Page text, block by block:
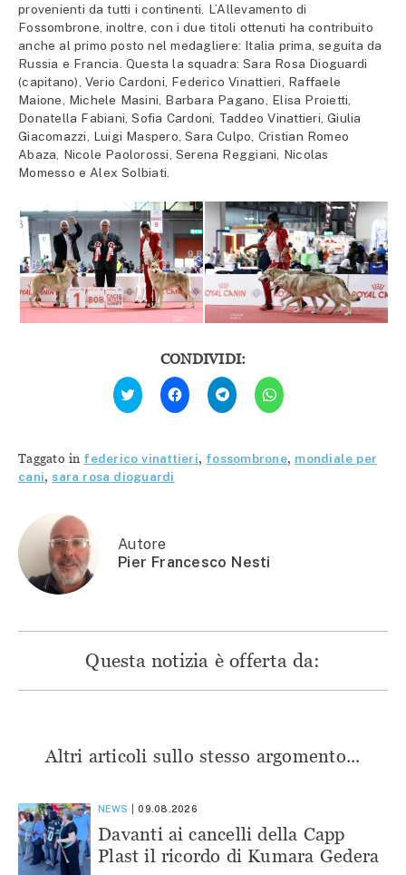
provenienti da tutti i continenti. L’Allevamento di
Fossombrone, inoltre, con i due titoli ottenuti ha contribuito
anche al primo posto nel medagliere: Italia prima, seguita da
Russia e Francia. Questa la squadra: Sara Rosa Dioguardi
(capitano), Verio Cardoni, Federico Vinattieri, Raffaele
Maione, Michele Masini, Barbara Pagano, Elisa Proietti,
Donatella Fabiani, Sofia Cardoni, Taddeo Vinattieri, Giulia
Giacomazzi, Luigi Maspero, Sara Culpo, Cristian Romeo
Abaza, Nicole Paolorossi, Serena Reggiani, Nicolas
Momesso e Alex Solbiati.
CONDIVIDI:
Fai
clic
qui
Twitter
(Si
apre
in
Fai
clic
per
condividere
(Si
apre
Fai
clic
per
condividere
apre
Fai
clic
per
apre
Taggato in federico vinattieri, fossombrone, mondiale per
cani, sara rosa dioguardi
Autore
Pier Francesco Nesti
Questa notizia è offerta da:
Altri articoli sullo stesso argomento...
NEWS 09.08.2026
Davanti ai cancelli della Capp
Plast il ricordo di Kumara Gedera